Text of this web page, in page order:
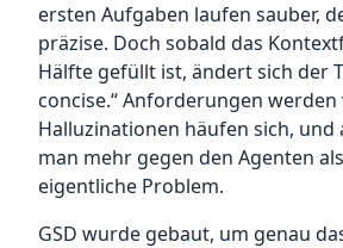
ersten Aufgaben laufen sauber,
präzise. Doch sobald das
Hälfte gefüllt ist, ändert sich der
concise.“ Anforderungen werden
Halluzinationen häufen sich, und
man mehr gegen den Agenten
eigentliche Problem.
GSD wurde gebaut, um genau